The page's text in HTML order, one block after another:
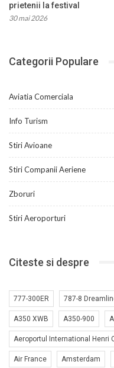
prietenii la festival
30 mai 2026
Categorii Populare
Aviatia Comerciala
Info Turism
Stiri Avioane
Stiri Companii Aeriene
Zboruri
Stiri Aeroporturi
Citeste si despre
777-300ER 787-8
A350 XWB A350-900
Aeroportul International Henri
Air France Amsterdam